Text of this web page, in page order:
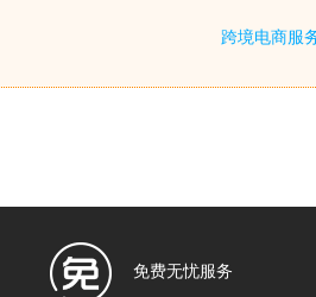
跨境电商服
免费无忧服务